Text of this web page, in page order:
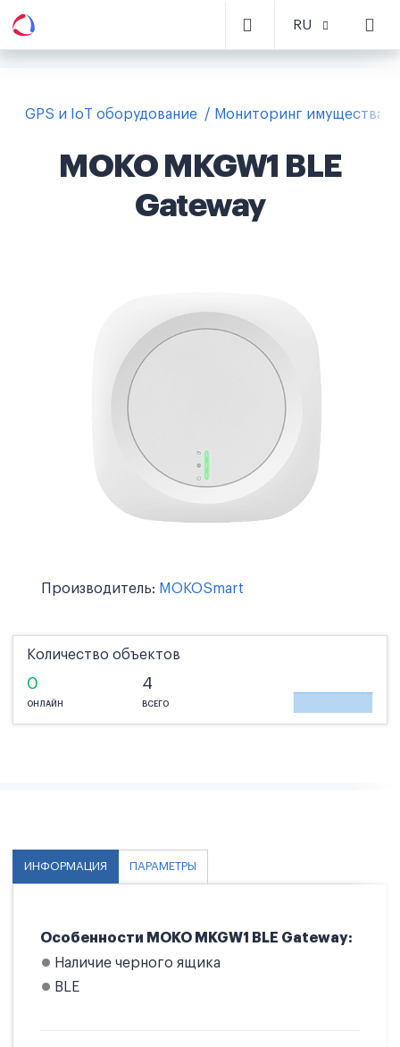
RU
GPS и IoT оборудование Мониторинг имущества
MOKO MKGW1 BLE
Gateway
Производитель: MOKOSmart
Количество объектов
0
ОНЛАЙН
4
ВСЕГО
ИНФОРМАЦИЯ ПАРАМЕТРЫ
Особенности MOKO MKGW1 BLE Gateway:
Наличие черного ящика
BLE